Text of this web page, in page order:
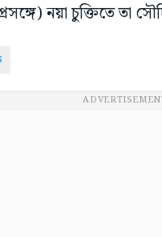
নয়া চুক্তিতে তা